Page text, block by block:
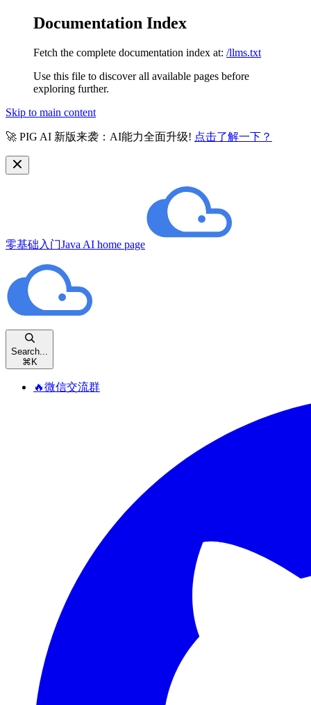
Documentation Index
Fetch the complete documentation index at: /llms.txt
Use this file to discover all available pages before
exploring further.
Skip to main content
🚀 PIG AI 新版来袭：AI能力全面升级! 点击了解一下？
零基础入门Java AI home page
Search...
⌘ K
🔥微信交流群